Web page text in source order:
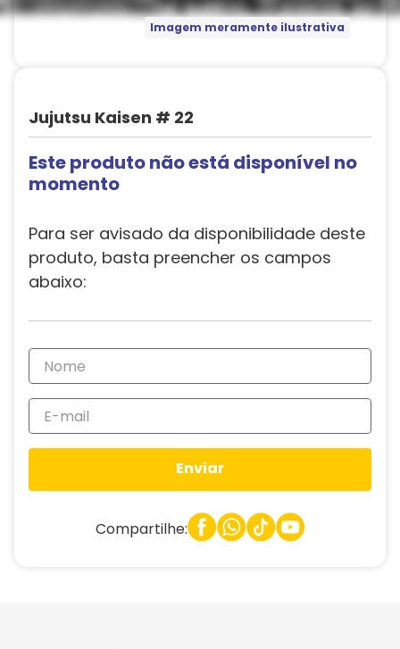
Imagem meramente ilustrativa
Jujutsu Kaisen # 22
Este produto não está disponível no
momento
Para ser avisado da disponibilidade deste
produto, basta preencher os campos
abaixo:
Enviar
Compartilhe: